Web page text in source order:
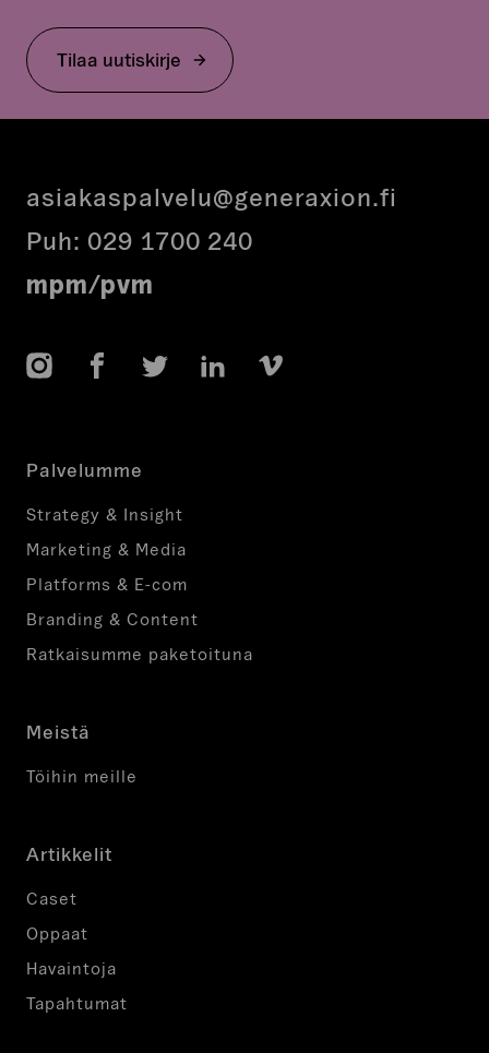
jättää
koskemattomaksi.
Tilaa uutiskirje
asiakaspalvelu@generaxion.fi
Puh: 029 1700 240
mpm/pvm
InstagramFacebookTwitter LinkedIn
Palvelumme
Strategy & Insight
Marketing & Media
Platforms & E-com
Branding & Content
Ratkaisumme paketoituna
Meistä
Töihin meille
Artikkelit
Caset
Oppaat
Havaintoja
Tapahtumat